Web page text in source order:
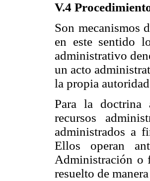
V.4
Son mecanismos
en este sentido
administrativo
un acto
la propia
Para la doctrina
recursos
administrados a
Ellos operan
Administración o
resuelto de